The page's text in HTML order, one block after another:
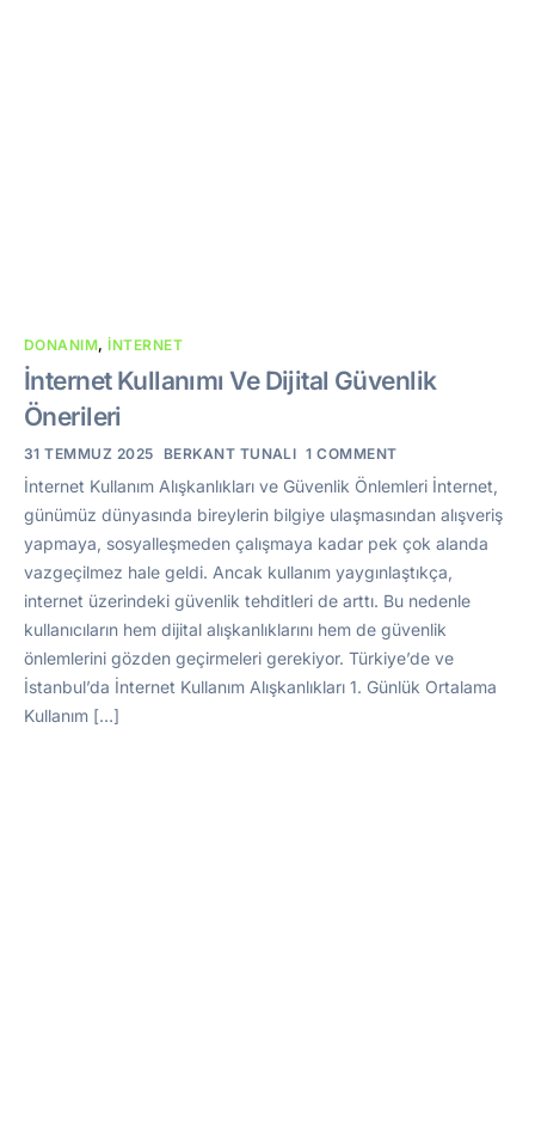
DONANIM, İNTERNET
İnternet Kullanımı Ve Dijital Güvenlik
Önerileri
31 TEMMUZ 2025 BERKANT TUNALI 1 COMMENT
İnternet Kullanım Alışkanlıkları ve Güvenlik Önlemleri İnternet,
günümüz dünyasında bireylerin bilgiye ulaşmasından alışveriş
yapmaya, sosyalleşmeden çalışmaya kadar pek çok alanda
vazgeçilmez hale geldi. Ancak kullanım yaygınlaştıkça,
internet üzerindeki güvenlik tehditleri de arttı. Bu nedenle
kullanıcıların hem dijital alışkanlıklarını hem de güvenlik
önlemlerini gözden geçirmeleri gerekiyor. Türkiye’de ve
İstanbul’da İnternet Kullanım Alışkanlıkları 1. Günlük Ortalama
Kullanım […]